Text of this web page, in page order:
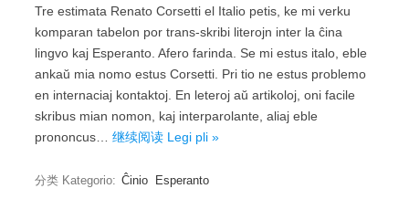
Tre estimata Renato Corsetti el Italio petis, ke mi verku
komparan tabelon por trans-skribi literojn inter la ĉina
lingvo kaj Esperanto. Afero farinda. Se mi estus italo, eble
ankaŭ mia nomo estus Corsetti. Pri tio ne estus problemo
en internaciaj kontaktoj. En leteroj aŭ artikoloj, oni facile
skribus mian nomon, kaj interparolante, aliaj eble
prononcus… 继续阅读 Legi pli »
分类 Kategorio: Ĉinio Esperanto